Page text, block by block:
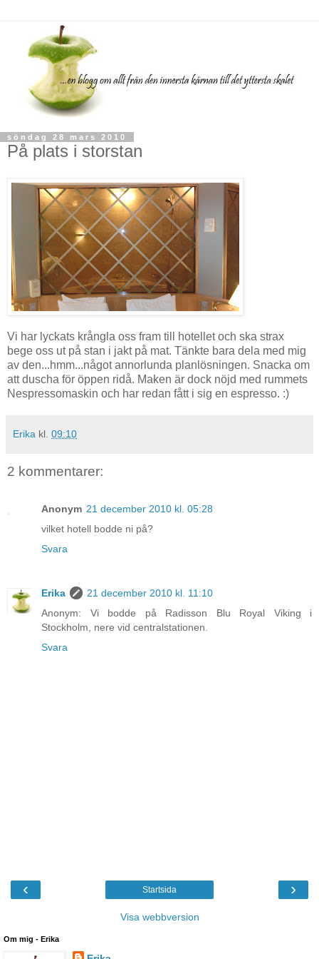
söndag 28 mars 2010
På plats i storstan
Vi har lyckats krångla oss fram till hotellet och ska strax
bege oss ut på stan i jakt på mat. Tänkte bara dela med mig
av den...hmm...något annorlunda planlösningen. Snacka om
att duscha för öppen ridå. Maken är dock nöjd med rummets
Nespressomaskin och har redan fått i sig en espresso. :)
Erika kl. 09:10
2 kommentarer:
Anonym 21 december 2010 kl. 05:28
vilket hotell bodde ni på?
Svara
Erika
21 december 2010 kl. 11:10
Anonym: Vi bodde på Radisson Blu Royal Viking i
Stockholm, nere vid centralstationen.
Svara
‹ ›
Startsida
Visa webbversion
Om mig - Erika